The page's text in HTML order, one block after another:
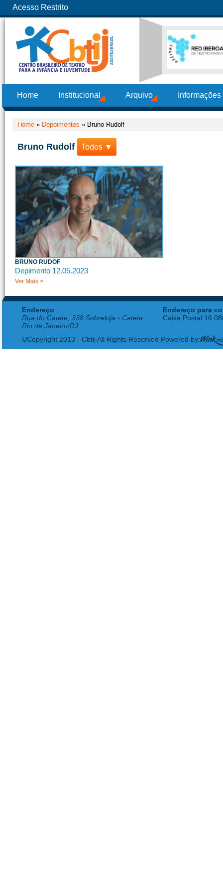
Acesso Restrito
Home Institucional Arquivo
Home » Depoimentos » Bruno Rudolf
Bruno Rudolf Todos ▼
BRUNO RUDOF
Depimento 12.05.2023
Ver Mais >
Endereço
Rua do Catete, 338 Sobreloja - Catete
Rio de Janeiro/RJ
Endereço para
Caixa Postal
©Copyright 2013 - Cbtij All Rights Reserved Powered by: